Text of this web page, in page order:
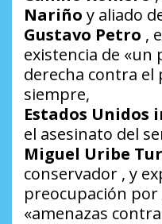
Nariño y aliado
Gustavo Petro ,
existencia de «un
derecha contra el
siempre,
Estados Unidos
el asesinato del
Miguel Uribe
conservador , y
preocupación por
«amenazas